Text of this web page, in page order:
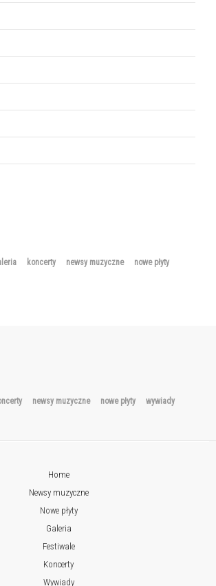
koncerty newsy muzyczne
nowe płyty
newsy muzyczne nowe płyty wywiady
Home
Newsy muzyczne
Nowe płyty
Galeria
Festiwale
Koncerty
Wywiady